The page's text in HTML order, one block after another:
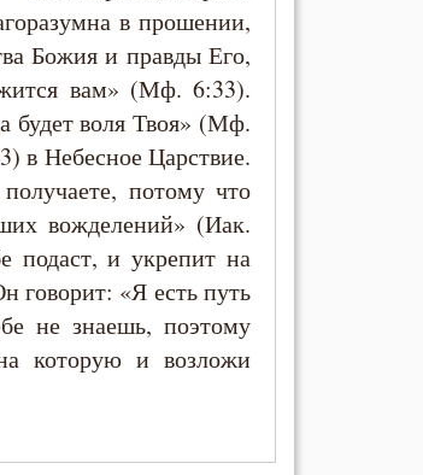
в прошении,
Божия и правды Его,
вам» (Мф. 6:33).
будет воля Твоя» (Мф.
в Небесное Царствие.
потому что
вожделений» (Иак.
подаст, и укрепит на
говорит: «Я есть путь
не знаешь, поэтому
которую и возложи